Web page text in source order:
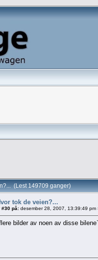
(Lest 149709 ganger)
tok de veien?...
#30 på: desember 28, 2007, 13:39:49 pm
bilder av noen av disse